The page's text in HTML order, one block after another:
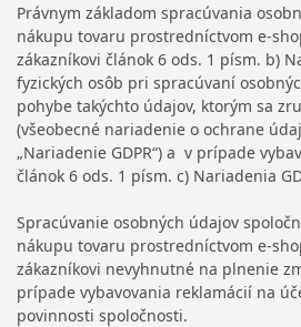
Právnym základom spracúvania
nákupu tovaru prostredníctvom e-
zákazníkovi článok 6 ods. 1 písm. b)
fyzických osôb pri spracúvaní
pohybe takýchto údajov, ktorým sa
(všeobecné nariadenie o ochrane
„Nariadenie GDPR“) a v prípade
článok 6 ods. 1 písm. c) Nariadenia
Spracúvanie osobných údajov
nákupu tovaru prostredníctvom e-
zákazníkovi nevyhnutné na plnenie
prípade vybavovania reklamácií na
povinnosti spoločnosti.